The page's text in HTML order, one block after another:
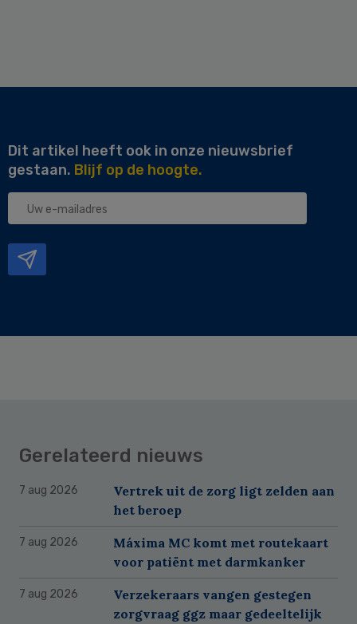
Dit artikel heeft ook in onze nieuwsbrief
gestaan. Blijf op de hoogte.
Uw
Gerelateerd nieuws
7 aug 2026
Vertrek uit de zorg ligt zelden aan
het beroep
7 aug 2026
Máxima MC komt met routekaart
voor patiënt met darmkanker
7 aug 2026
Verzekeraars vangen gestegen
zorgvraag ggz maar gedeeltelijk